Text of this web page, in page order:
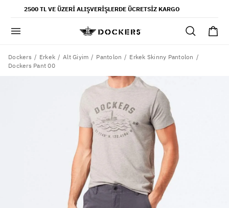
2500 TL VE ÜZERI ALIŞVERIŞLERDE ÜCRETSIZ KARGO
gömlek
şort
Dockers Erkek Alt Giyim Pantolon
Erkek Skinny Pantolon
Dockers Pant 00